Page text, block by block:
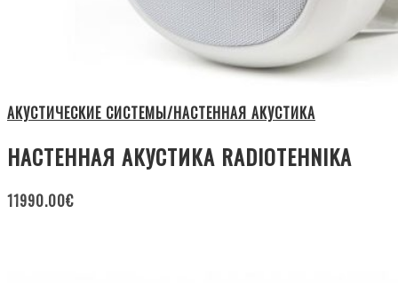
АКУСТИЧЕСКИЕ СИСТЕМЫ/НАСТЕННАЯ АКУСТИКА
НАСТЕННАЯ АКУСТИКА RADIOTEHNIKA
11990.00€